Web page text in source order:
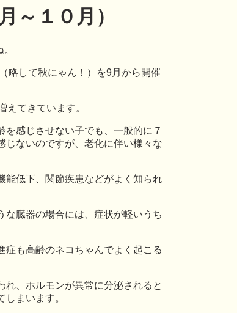
～１０月）
略して秋にゃん！）を9月から開催
えてきています。
感じさせない子でも、一般的に７
じないのですが、老化に伴い様々な
能低下、関節疾患などがよく知られ
な臓器の場合には、症状が軽いうち
症も高齢のネコちゃんでよく起こる
れ、ホルモンが異常に分泌されると
まいます。